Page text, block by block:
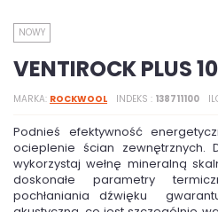
NOWY
VENTIROCK PLUS
MARKA ROCKWOOL INDEKS 138711100
Podnieś efektywność
ocieplenie ścian zewnętrznych.
wykorzystaj wełnę mineralną
doskonałe parametry
pochłaniania dźwięku